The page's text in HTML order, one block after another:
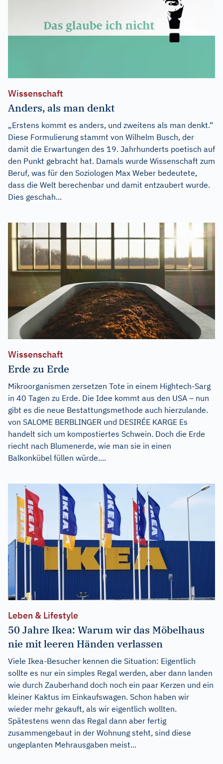
Wissenschaft
Anders, als man denkt
„Erstens kommt es anders, und zweitens als man denkt.“
Diese Formulierung stammt von Wilhelm Busch, der
damit die Erwartungen des 19. Jahrhunderts poetisch auf
den Punkt gebracht hat. Damals wurde Wissenschaft zum
Beruf, was für den Soziologen Max Weber bedeutete,
dass die Welt berechenbar und damit entzaubert wurde.
Dies geschah...
Wissenschaft
Erde zu Erde
Mikroorganismen zersetzen Tote in einem Hightech-Sarg
in 40 Tagen zu Erde. Die Idee kommt aus den USA – nun
gibt es die neue Bestattungsmethode auch hierzulande.
von SALOME BERBLINGER und DESIRÉE KARGE Es
handelt sich um kompostiertes Schwein. Doch die Erde
riecht nach Blumenerde, wie man sie in einen
Balkonkübel füllen würde....
Leben & Lifestyle
50 Jahre Ikea: Warum wir das Möbelhaus
nie mit leeren Händen verlassen
Viele Ikea-Besucher kennen die Situation: Eigentlich
sollte es nur ein simples Regal werden, aber dann landen
wie durch Zauberhand doch noch ein paar Kerzen und ein
kleiner Kaktus im Einkaufswagen. Schon haben wir
wieder mehr gekauft, als wir eigentlich wollten.
Spätestens wenn das Regal dann aber fertig
zusammengebaut in der Wohnung steht, sind diese
ungeplanten Mehrausgaben meist...